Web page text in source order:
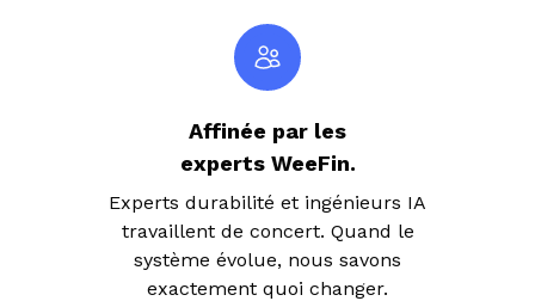
Affinée par les
experts WeeFin.
Experts durabilité et ingénieurs IA
travaillent de concert. Quand le
système évolue, nous savons
exactement quoi changer.